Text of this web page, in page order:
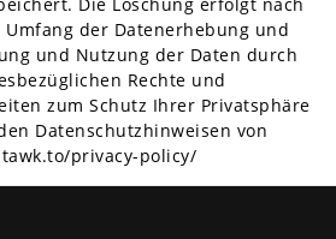
Umfang der Datenerhebung und
und Nutzung der Daten durch
Rechte und
zum Schutz Ihrer Privatsphäre
Datenschutzhinweisen von
privacy-policy/